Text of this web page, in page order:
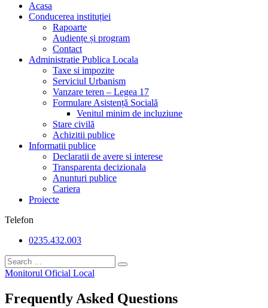
Acasa
Conducerea instituției
Rapoarte
Audiențe și program
Contact
Administratie Publica Locala
Taxe si impozite
Serviciul Urbanism
Vanzare teren – Legea 17
Formulare Asistență Socială
Venitul minim de incluziune
Stare civilă
Achizitii publice
Informatii publice
Declaratii de avere si interese
Transparenta decizionala
Anunturi publice
Cariera
Proiecte
Telefon
0235.432.003
Monitorul Oficial Local
Frequently Asked Questions